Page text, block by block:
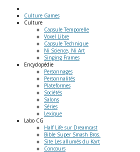
Culture Games
Culture
Capsule Temporelle
Voxel Libre
Capsule Technique
Ni Science, Ni Art
Singing Frames
Encyclopédie
Personnages
Personnalités
Plateformes
Sociétés
Salons
Séries
Lexique
Labo CG
Half Life sur Dreamcast
Bible Super Smash Bros.
Site Les allumés du Kart
Concours